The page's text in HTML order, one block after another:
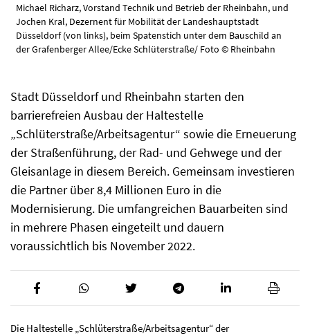
Michael Richarz, Vorstand Technik und Betrieb der Rheinbahn, und
Jochen Kral, Dezernent für Mobilität der Landeshauptstadt
Düsseldorf (von links), beim Spatenstich unter dem Bauschild an
der Grafenberger Allee/Ecke Schlüterstraße/ Foto © Rheinbahn
Stadt Düsseldorf und Rheinbahn starten den
barrierefreien Ausbau der Haltestelle
„Schlüterstraße/Arbeitsagentur“ sowie die Erneuerung
der Straßenführung, der Rad- und Gehwege und der
Gleisanlage in diesem Bereich. Gemeinsam investieren
die Partner über 8,4 Millionen Euro in die
Modernisierung. Die umfangreichen Bauarbeiten sind
in mehrere Phasen eingeteilt und dauern
voraussichtlich bis November 2022.
Die Haltestelle „Schlüterstraße/Arbeitsagentur“ der